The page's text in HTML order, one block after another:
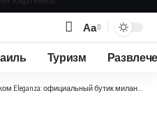
Изменение
размера
Аа
Туризм
бутик миланского бренда Elisabetta Franchi стартует с новым сайтом для покупок в Израиле